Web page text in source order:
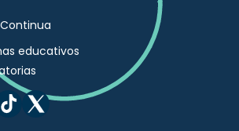
educativos